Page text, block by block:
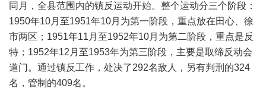
同月，全县范围内的镇反运动开始。整个运动分三个阶段：
1950年10月至1951年10月为第一阶段，重点放在田心、徐
市两区；1951年11月至1952年10月为第二阶段，重点是反
特；1952年12月至1953年为第三阶段，主要是取缔反动会
道门。通过镇反工作，处决了292名敌人，另有判刑的324
名，管制的409名。